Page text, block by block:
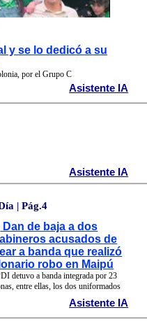
y se lo dedicó a su
por el Grupo C
Asistente IA
Asistente IA
| Pág.4
Dan de baja a dos
acusados de
a banda que realizó
robo en Maipú
detuvo a banda integrada por 23
entre ellas, los dos uniformados
Asistente IA